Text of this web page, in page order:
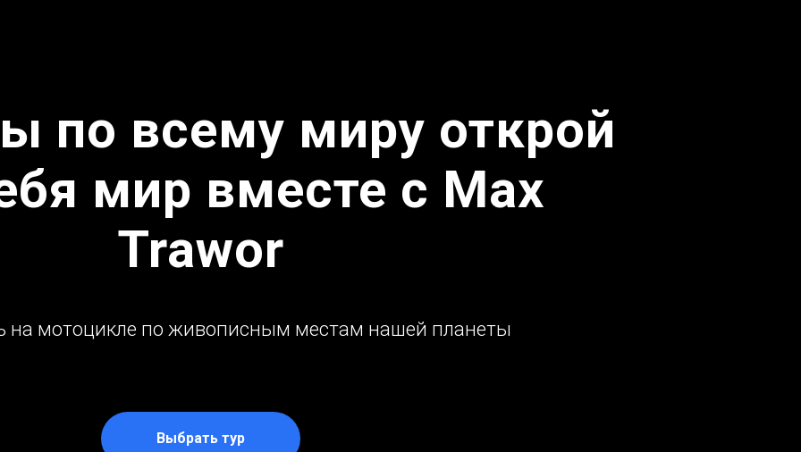
по всему миру открой
мир вместе с Max
Trawor
на мотоцикле по живописным местам нашей планеты
Выбрать тур